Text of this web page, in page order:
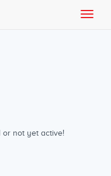
or not yet active!
Toggle